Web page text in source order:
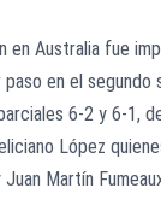
en Australia fue
en el segundo
6-2 y 6-1,
López
Martín